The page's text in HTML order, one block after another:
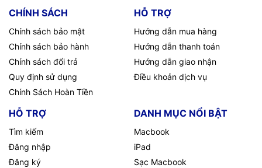
CHÍNH SÁCH
Chính sách bảo mật
Chính sách bảo hành
Chính sách đổi trả
Quy định sử dụng
Chính Sách Hoàn Tiền
HỖ TRỢ
Hướng dẫn mua hàng
Hướng dẫn thanh toán
Hướng dẫn giao nhận
Điều khoản dịch vụ
HỖ TRỢ
Tìm kiếm
Đăng nhập
Đăng ký
DANH MỤC NỔI BẬT
Macbook
iPad
Sạc Macbook